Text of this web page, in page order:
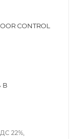
CONTROL
В
22%,